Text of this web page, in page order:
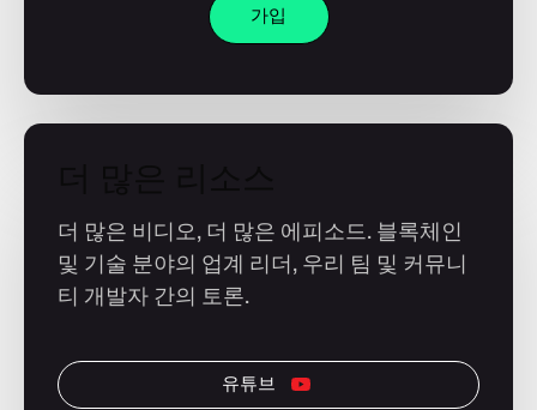
가입
더 많은 비디오, 더 많은 에피소드. 블록체인
및 기술 분야의 업계 리더, 우리 팀 및 커뮤니
티 개발자 간의 토론.
유튜브